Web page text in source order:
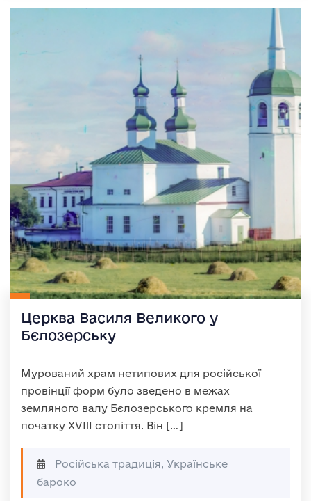
Церква Василя Великого у
Бєлозерську
Мурований храм нетипових для російської
провінції форм було зведено в межах
земляного валу Бєлозерського кремля на
початку XVIII століття. Він […]
Російська традиція, Українське
бароко